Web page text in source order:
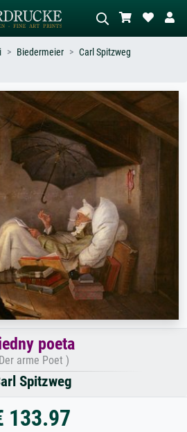
– np.
akt.
Opisz scenę – np. zielona łąka,
abstrakcja z czerwienią, ciemny olej,
stojący akt obok drzewa.
Biedermeier
Carl Spitzweg
poeta
arme Poet )
Spitzweg
133.97